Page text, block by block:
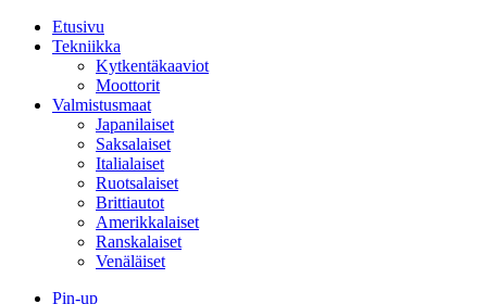
Etusivu
Tekniikka
Kytkentäkaaviot
Moottorit
Valmistusmaat
Japanilaiset
Saksalaiset
Italialaiset
Ruotsalaiset
Brittiautot
Amerikkalaiset
Ranskalaiset
Venäläiset
Pin-up